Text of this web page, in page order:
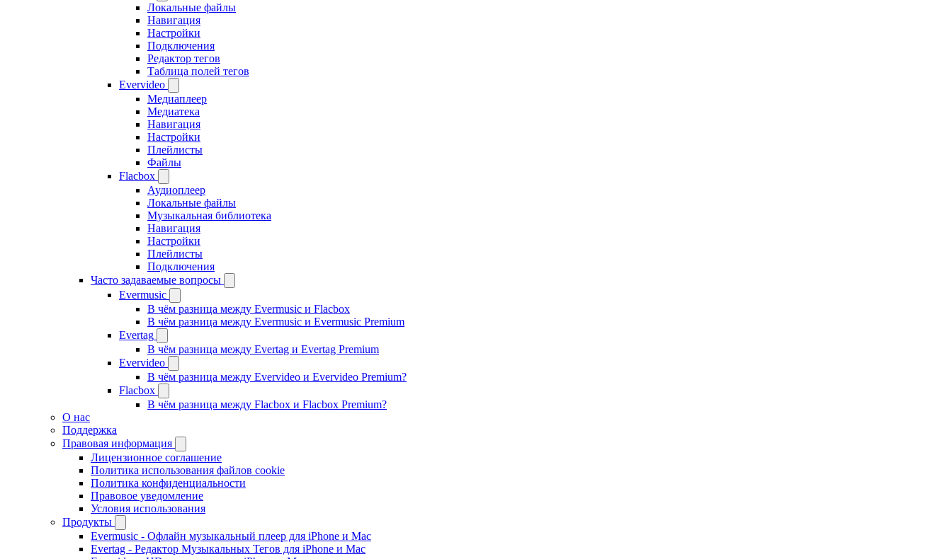
Локальные файлы
Навигация
Настройки
Подключения
Редактор тегов
Таблица полей тегов
Evervideo
Медиаплеер
Медиатека
Навигация
Настройки
Плейлисты
Файлы
Flacbox
Аудиоплеер
Локальные файлы
Музыкальная библиотека
Навигация
Настройки
Плейлисты
Подключения
Часто задаваемые вопросы
Evermusic
В чём разница между Evermusic и Flacbox
В чём разница между Evermusic и Evermusic Premium
Evertag
В чём разница между Evertag и Evertag Premium
Evervideo
В чём разница между Evervideo и Evervideo Premium?
Flacbox
В чём разница между Flacbox и Flacbox Premium?
О нас
Поддержка
Правовая информация
Лицензионное соглашение
Политика использования файлов cookie
Политика конфиденциальности
Правовое уведомление
Условия использования
Продукты
Evermusic - Офлайн музыкальный плеер для iPhone и Mac
Evertag - Редактор Музыкальных Тегов для iPhone и Mac